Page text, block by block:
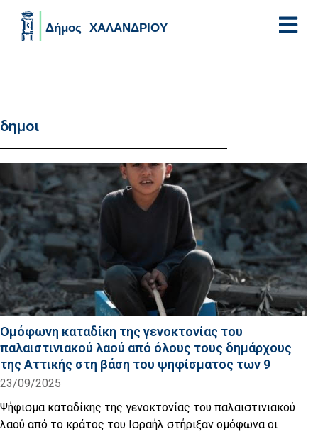
δημοι
Ομόφωνη καταδίκη της γενοκτονίας του
παλαιστινιακού λαού από όλους τους δημάρχους
της Αττικής στη βάση του ψηφίσματος των 9
23/09/2025
Ψήφισμα καταδίκης της γενοκτονίας του παλαιστινιακού
λαού από το κράτος του Ισραήλ στήριξαν ομόφωνα οι